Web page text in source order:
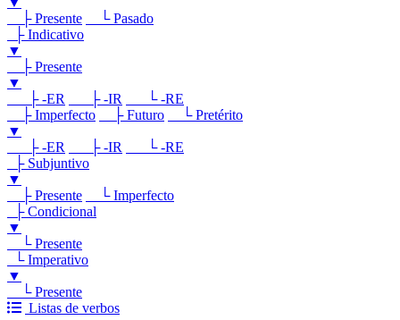
├ Presente
└ Pasado
├ Indicativo
▼
├ Presente
▼
├ -ER
├ -IR
└ -RE
├ Imperfecto
├ Futuro
└ Pretérito
▼
├ -ER
├ -IR
└ -RE
├ Subjuntivo
▼
├ Presente
└ Imperfecto
├ Condicional
▼
└ Presente
└ Imperativo
▼
└ Presente
Listas de verbos